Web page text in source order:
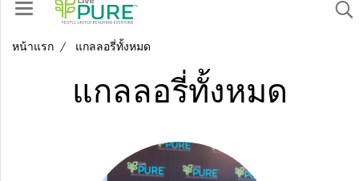
หน้าแรก แกลลอรี่ทั้งหมด
แกลลอรี่ทั้งหมด